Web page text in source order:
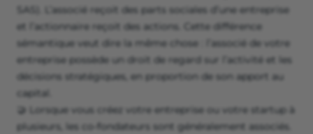
SAS). L’associé reçoit des parts sociales d’une entreprise
et l’actionnaire reçoit des actions. Cette différence
sémantique veut dire la même chose : l’associé de votre
entreprise possède un droit de regard sur l’activité et les
décisions stratégiques, en proportion de son apport au
capital.
🤝 Lorsque vous créez votre entreprise ou votre startup à
plusieurs, les co-fondateurs sont généralement associés.